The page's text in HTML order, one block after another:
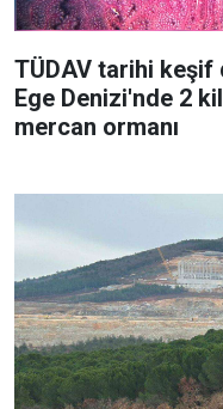
TÜDAV tarihi keşif
Ege Denizi'nde 2
mercan ormanı